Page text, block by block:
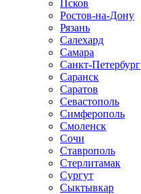
Псков
Ростов-на-Дону
Рязань
Салехард
Самара
Санкт-Петербург
Саранск
Саратов
Севастополь
Симферополь
Смоленск
Сочи
Ставрополь
Стерлитамак
Сургут
Сыктывкар